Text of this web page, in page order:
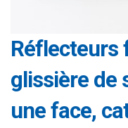
Réflecteurs
glissière de
une face,